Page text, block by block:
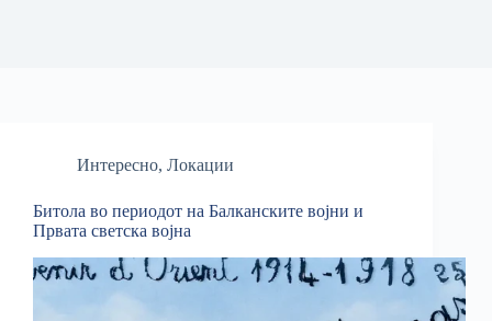
Интересно, Локации
Битола во периодот на Балканските војни и
Првата светска војна